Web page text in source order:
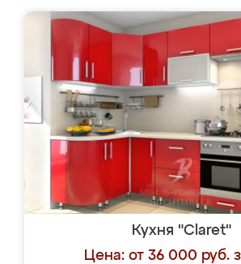
Кухня "Claret"
Цена: от 36 000 руб.